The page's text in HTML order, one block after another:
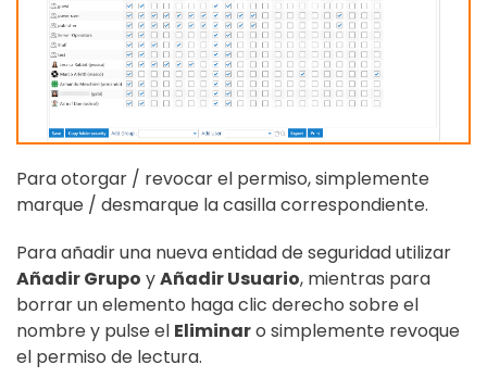
Para otorgar / revocar el permiso, simplemente
marque / desmarque la casilla correspondiente.
Para añadir una nueva entidad de seguridad utilizar
Añadir Grupo yAñadir Usuario, mientras para
borrar un elemento haga clic derecho sobre el
nombre y pulse el Eliminaro simplemente revoque
el permiso de lectura.